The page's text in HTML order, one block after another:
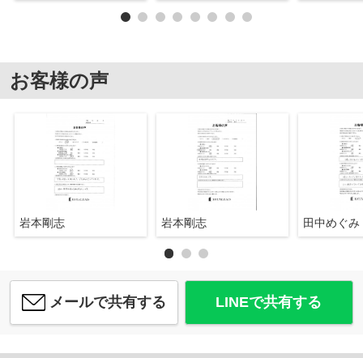
お客様の声
岩本剛志 岩本剛志 田中めぐみ
メールで共有する LINEで共有する